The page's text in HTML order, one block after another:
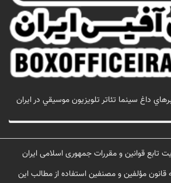
داغ سينما تئاتر تلويزيون موسيقي در ايران
تابع قوانین و مقررات جمهوری اسلامی ایران
قانون مؤلفین و مصنفین استفاده از مطالب این